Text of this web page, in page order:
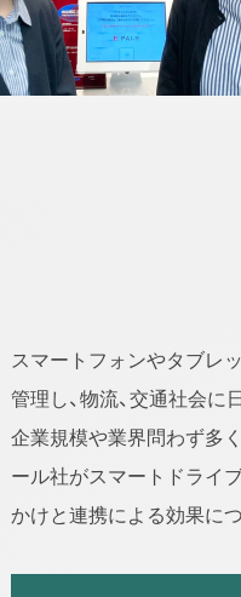
スマートフォンやタブレ
管理し、物流、交通社会
企業規模や業界問わず多
ール社がスマートドライ
かけと連携による効果に